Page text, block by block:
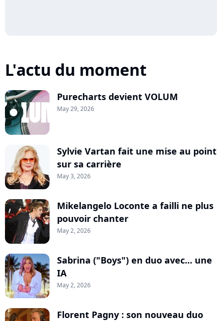
L'actu du moment
Purecharts devient VOLUM
May 29, 2026
Sylvie Vartan fait une mise au point
sur sa carrière
May 3, 2026
Mikelangelo Loconte a failli ne plus
pouvoir chanter
May 2, 2026
Sabrina ("Boys") en duo avec... une
IA
May 2, 2026
Florent Pagny : son nouveau duo